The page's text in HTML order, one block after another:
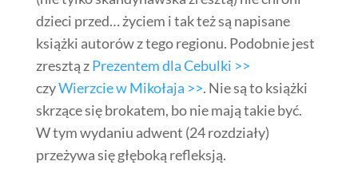
dzieci przed… życiem i tak też są napisane
książki autorów z tego regionu. Podobnie jest
zresztą zPrezentem dla Cebulki >>
czyWierzcie w Mikołaja >>. Nie są to książki
skrzące się brokatem, bo nie mają takie być.
W tym wydaniu adwent (24 rozdziały)
przeżywa się głęboką refleksją.